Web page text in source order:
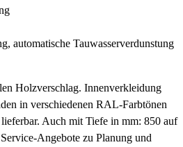
automatische Tauwasserverdunstung
Holzverschlag. Innenverkleidung
in verschiedenen RAL-Farbtönen
Auch mit Tiefe in mm: 850 auf
Angebote zu Planung und